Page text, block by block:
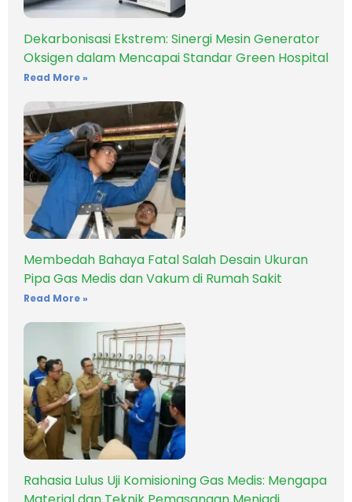
Dekarbonisasi Ekstrem: Sinergi Mesin Generator
Oksigen dalam Mencapai Standar Green Hospital
Read More »
Membedah Bahaya Fatal Salah Desain Ukuran
Pipa Gas Medis dan Vakum di Rumah Sakit
Read More »
Rahasia Lulus Uji Komisioning Gas Medis: Mengapa